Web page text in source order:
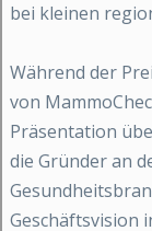
bei kleinen
Während der
von
Präsentation
die Gründer an
Geschäftsvision